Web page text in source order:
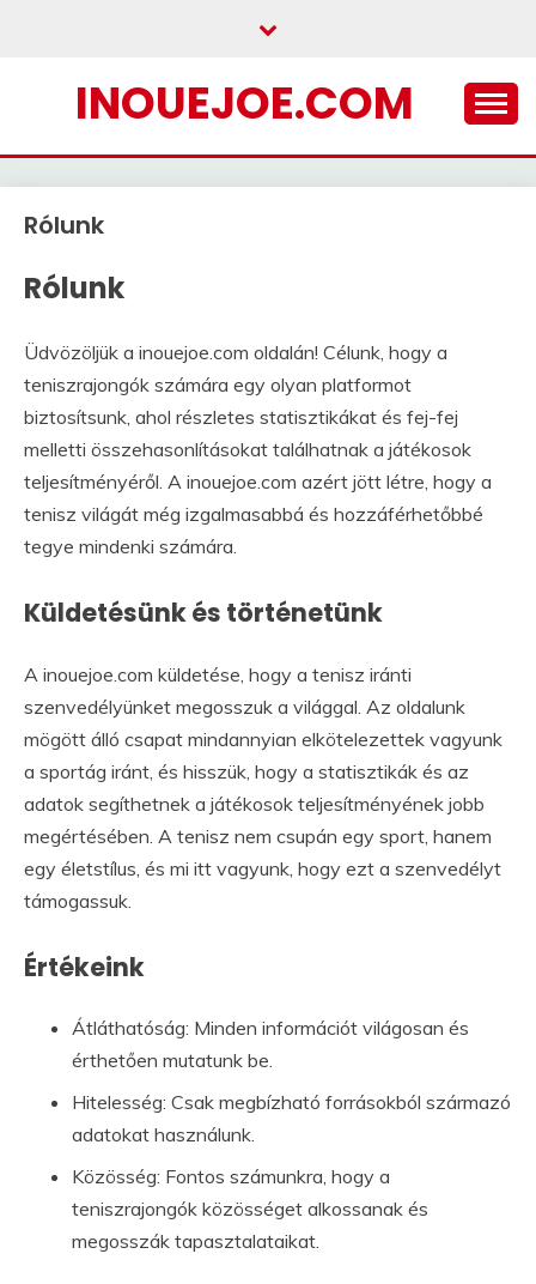
INOUEJOE.COM
Rólunk
Rólunk
Üdvözöljük a inouejoe.com oldalán! Célunk, hogy a
teniszrajongók számára egy olyan platformot
biztosítsunk, ahol részletes statisztikákat és fej-fej
melletti összehasonlításokat találhatnak a játékosok
teljesítményéről. A inouejoe.com azért jött létre, hogy a
tenisz világát még izgalmasabbá és hozzáférhetőbbé
tegye mindenki számára.
Küldetésünk és történetünk
A inouejoe.com küldetése, hogy a tenisz iránti
szenvedélyünket megosszuk a világgal. Az oldalunk
mögött álló csapat mindannyian elkötelezettek vagyunk
a sportág iránt, és hisszük, hogy a statisztikák és az
adatok segíthetnek a játékosok teljesítményének jobb
megértésében. A tenisz nem csupán egy sport, hanem
egy életstílus, és mi itt vagyunk, hogy ezt a szenvedélyt
támogassuk.
Értékeink
Átláthatóság: Minden információt világosan és
érthetően mutatunk be.
Hitelesség: Csak megbízható forrásokból származó
adatokat használunk.
Közösség: Fontos számunkra, hogy a
teniszrajongók közösséget alkossanak és
megosszák tapasztalataikat.